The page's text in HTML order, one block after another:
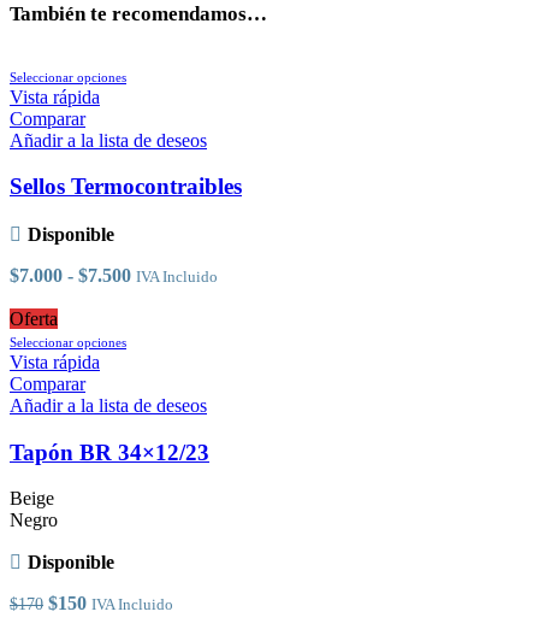
También te recomendamos…
Seleccionar opcionesEste
múltiples
Las
elegir
de
Vista rápida
Comparar
Añadir a la lista de deseos
Sellos Termocontraibles
Disponible
$7.000 - $7.500Rango
$7.500
IVA Incluido
Oferta
Seleccionar opcionesEste
múltiples
Las
opciones
página
Vista rápida
Comparar
Añadir a la lista de deseos
Tapón BR 34×12/23
Beige
Negro
Disponible
$170 El
$150El
IVA Incluido